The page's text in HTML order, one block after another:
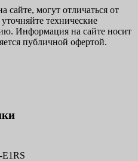
сайте, могут отличаться от
технические
Информация на сайте носит
публичной офертой.